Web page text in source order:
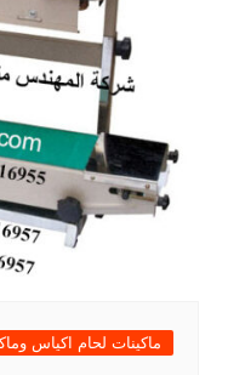
ماكينات لحام اكياس